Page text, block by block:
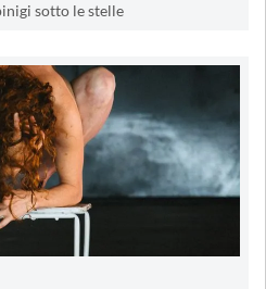
sotto le stelle